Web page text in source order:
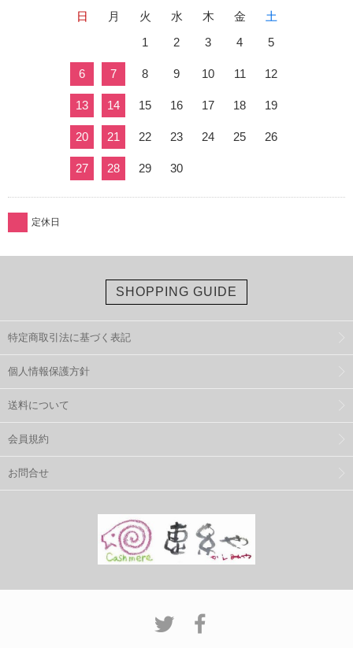
日 月 火 水 木 金
土
1
2 3 4 5
6 7 8 9 10 11 12
13 14 15 16 17 18 19
20 21 22 23 24 25 26
27 28 29 30
定休日
SHOPPING GUIDE
特定商取引法に基づく表記
個人情報保護方針
送料について
会員規約
お問合せ